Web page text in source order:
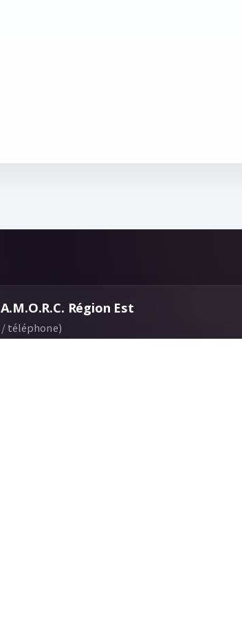
Région Est
téléphone)